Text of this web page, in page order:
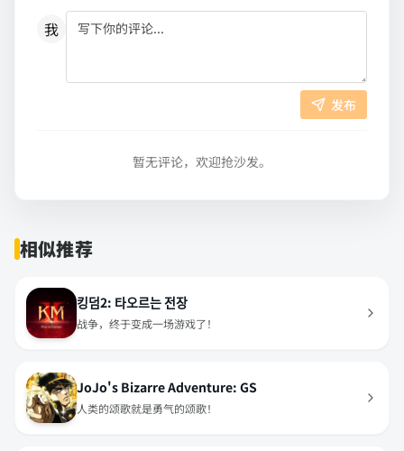
我
发布
暂无评论，欢迎抢沙发。
相似推荐
킹덤2: 타오르는 전장
战争，终于变成一场游戏了！
JoJo's Bizarre Adventure: GS
人类的颂歌就是勇气的颂歌！